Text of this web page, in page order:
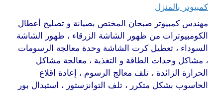
كمبيوتر بالمنزل
مهندس كمبيوتر صبحان المختص بصيانة و تصليح أعطال
الكومبيوترات من ظهور الشاشة الزرقاء ، ظهور الشاشة
السوداء ، تعطيل كرت الشاشة وحدة معالجة الرسومات
، مشاكل وحدات الطاقة و التغذية ، معالجة مشاكل
الحرارة الزائدة ، تلف معالج الرسوم ، إعادة اقلاع
الحاسوب بشكل متكرر ، تلف التوانزستور ، استبدال بور